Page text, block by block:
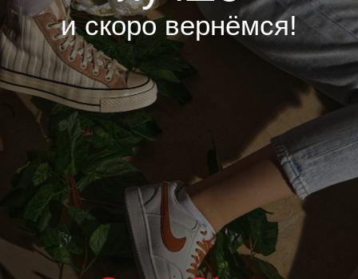
и скоро вернёмся!